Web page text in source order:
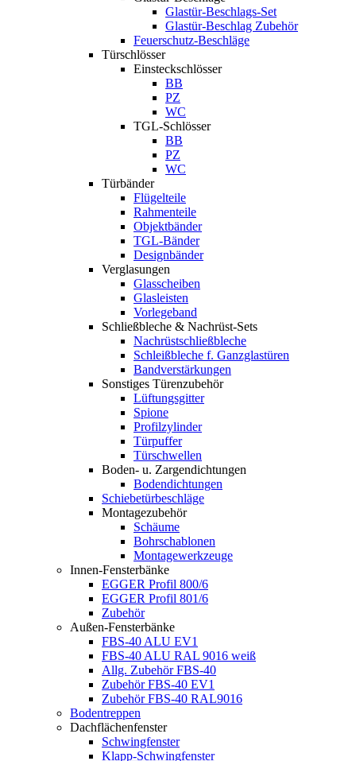
Glastür-Beschlags-Set
Glastür-Beschlag Zubehör
Feuerschutz-Beschläge
Türschlösser
Einsteckschlösser
BB
PZ
WC
TGL-Schlösser
BB
PZ
WC
Türbänder
Flügelteile
Rahmenteile
Objektbänder
TGL-Bänder
Designbänder
Verglasungen
Glasscheiben
Glasleisten
Vorlegeband
Schließbleche & Nachrüst-Sets
Nachrüstschließbleche
Schleißbleche f. Ganzglastüren
Bandverstärkungen
Sonstiges Türenzubehör
Lüftungsgitter
Spione
Profilzylinder
Türpuffer
Türschwellen
Boden- u. Zargendichtungen
Bodendichtungen
Schiebetürbeschläge
Montagezubehör
Schäume
Bohrschablonen
Montagewerkzeuge
Innen-Fensterbänke
EGGER Profil 800/6
EGGER Profil 801/6
Zubehör
Außen-Fensterbänke
FBS-40 ALU EV1
FBS-40 ALU RAL 9016 weiß
Allg. Zubehör FBS-40
Zubehör FBS-40 EV1
Zubehör FBS-40 RAL9016
Bodentreppen
Dachflächenfenster
Schwingfenster
Klapp-Schwingfenster